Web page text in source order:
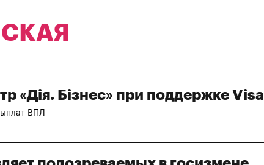
«Дія. Бізнес» при поддержке Visa
ВПЛ